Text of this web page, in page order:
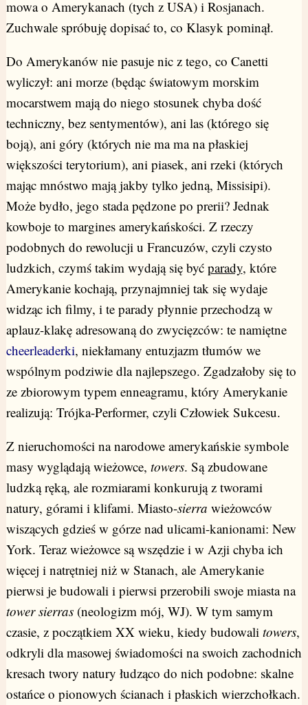
mowa o Amerykanach (tych z USA) i Rosjanach.
Zuchwale spróbuję dopisać to, co Klasyk pominął.
Do Amerykanów nie pasuje nic z tego, co Canetti
wyliczył: ani morze (będąc światowym morskim
mocarstwem mają do niego stosunek chyba dość
techniczny, bez sentymentów), ani las (którego się
boją), ani góry (których nie ma ma na płaskiej
większości terytorium), ani piasek, ani rzeki (których
mając mnóstwo mają jakby tylko jedną, Missisipi).
Może bydło, jego stada pędzone po prerii? Jednak
kowboje to margines amerykańskości. Z rzeczy
podobnych do rewolucji u Francuzów, czyli czysto
ludzkich, czymś takim wydają się być parady, które
Amerykanie kochają, przynajmniej tak się wydaje
widząc ich filmy, i te parady płynnie przechodzą w
aplauz-klakę adresowaną do zwycięzców: te namiętne
cheerleaderki, niekłamany entuzjazm tłumów we
wspólnym podziwie dla najlepszego. Zgadzałoby się to
ze zbiorowym typem enneagramu, który Amerykanie
realizują: Trójka-Performer, czyli Człowiek Sukcesu.
Z nieruchomości na narodowe amerykańskie symbole
masy wyglądają wieżowce, towers. Są zbudowane
ludzką ręką, ale rozmiarami konkurują z tworami
natury, górami i klifami. Miasto-sierra wieżowców
wiszących gdzieś w górze nad ulicami-kanionami: New
York. Teraz wieżowce są wszędzie i w Azji chyba ich
więcej i natrętniej niż w Stanach, ale Amerykanie
pierwsi je budowali i pierwsi przerobili swoje miasta na
tower sierras(neologizm mój, WJ). W tym samym
czasie, z początkiem XX wieku, kiedy budowali towers,
odkryli dla masowej świadomości na swoich zachodnich
kresach twory natury łudząco do nich podobne: skalne
ostańce o pionowych ścianach i płaskich wierzchołkach.